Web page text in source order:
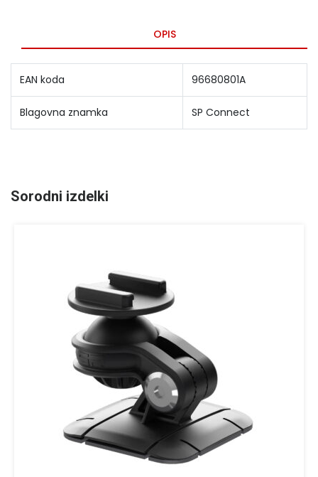
OPIS
EAN koda 96680801A
Blagovna znamka SP Connect
Sorodni izdelki